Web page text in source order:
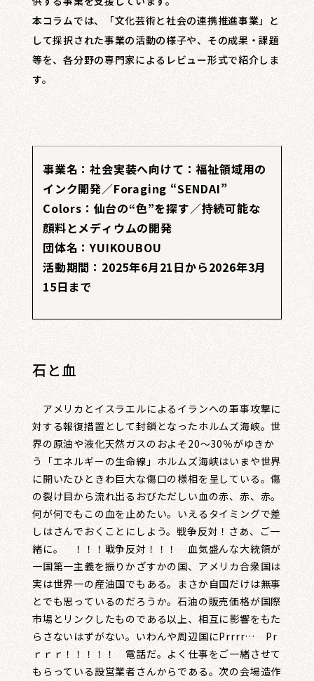
本コラムでは、「文化芸術と社会の連携推進事業」と
して採択された事業の活動の様子や、その成果・課題
等を、各分野の専門家によるレビュー形式で紹介しま
す。
事業名：社会実装へ向けて：福祉領域用の
インク開発／Foraging “SENDAI”
Colors：仙台の“色”を探す／持続可能な
顔料とメディウムの開発
団体名：YUIKOUBOU
活動期間：2025年6月21日から2026年3月
15日まで
石と血
アメリカとイスラエルによるイランへの軍事攻撃に
対する報復措置として封鎖となったホルムズ海峡。世
界の原油や液化天然ガスのおよそ20～30％がゆきか
う「エネルギーの生命線」ホルムズ海峡はいまや世界
に開いたひときわ巨大な傷口の様相を呈している。傷
の裂け目から流れ出るおびただしい血の赤、赤、赤。
何が何でもこの血を止めたい。いえるタイミングで差
しはさんでおくことにしよう。戦争反対！さあ、ご一
緒に。 ！！！戦争反対！！！ 血気盛んな大統領が
一国第一主義を振りかざすかの国、アメリカ合衆国は
実は世界一の産油国でもある。まさか自国だけは無事
とでも思っているのだろうか。石油の販売価格が国際
市場とリンクしたものである以上、相互に影響をもた
らさないはずがない。いわんや周辺国にPrrrr… Pr
ｒｒｒ！！！！！ 電話だ。よく仕事をご一緒させて
もらっている設営業者さんからである。次の会場造作